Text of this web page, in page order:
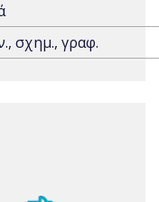
σχημ., γραφ.